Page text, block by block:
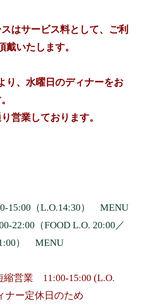
はサービス料として、ご利
戴いたします。
り、水曜日のディナーをお
営業しております。
15:00（L.O.14:30） MENU
22:00（FOOD L.O. 20:00／
） MENU
縮営業 11:00-15:00 (L.O.
ー定休日のため